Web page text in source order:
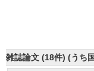
雑誌論文 (18件) (うち